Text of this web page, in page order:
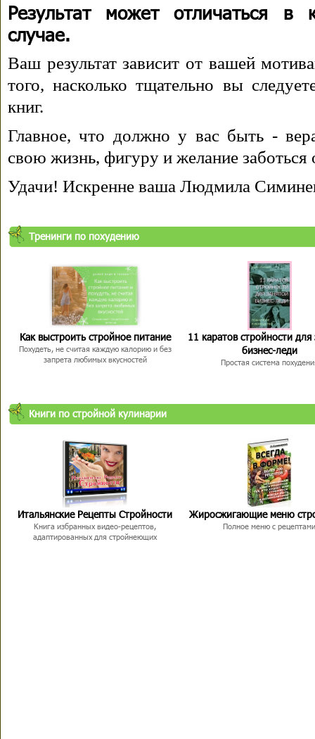
Результат может отличаться в
случае.
Ваш результат зависит от вашей
того, насколько тщательно вы
книг.
Главное, что должно у вас быть -
свою жизнь, фигуру и желание заботься
Удачи! Искренне ваша Людмила
Тренинги по похудению
Как выстроить стройное питание
Похудеть, не считая каждую калорию и без
запрета любимых вкусностей
11 каратов стройности для
бизнес-леди
Простая система
Книги по стройной кулинарии
Итальянские Рецепты Стройности
Книга избранных видео-рецептов,
адаптированных для стройнеющих
Жиросжигающие меню
Полное меню с рецептами